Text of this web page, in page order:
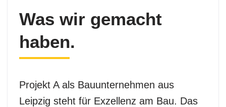
Was wir gemacht
haben.
Projekt A als Bauunternehmen aus
Leipzig steht für Exzellenz am Bau. Das